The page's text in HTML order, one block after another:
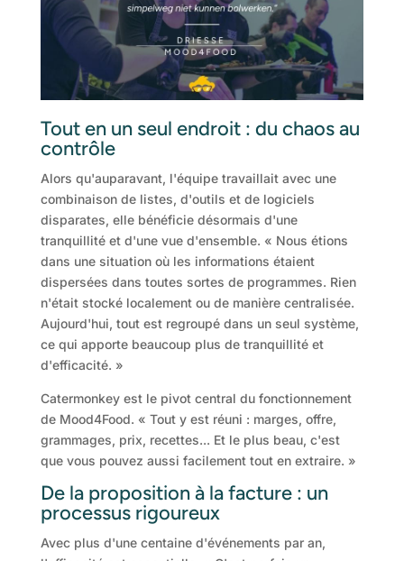
Tout en un seul endroit : du chaos au
contrôle
Alors qu'auparavant, l'équipe travaillait avec une
combinaison de listes, d'outils et de logiciels
disparates, elle bénéficie désormais d'une
tranquillité et d'une vue d'ensemble. « Nous étions
dans une situation où les informations étaient
dispersées dans toutes sortes de programmes. Rien
n'était stocké localement ou de manière centralisée.
Aujourd'hui, tout est regroupé dans un seul système,
ce qui apporte beaucoup plus de tranquillité et
d'efficacité. »
Catermonkey est le pivot central du fonctionnement
de Mood4Food. « Tout y est réuni : marges, offre,
grammages, prix, recettes... Et le plus beau, c'est
que vous pouvez aussi facilement tout en extraire. »
De la proposition à la facture : un
processus rigoureux
Avec plus d'une centaine d'événements par an,